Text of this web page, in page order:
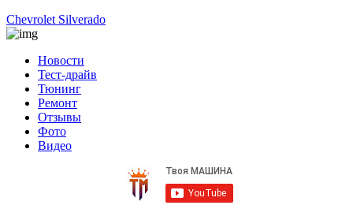
Chevrolet Silverado
Новости
Тест-драйв
Тюнинг
Ремонт
Отзывы
Фото
Видео